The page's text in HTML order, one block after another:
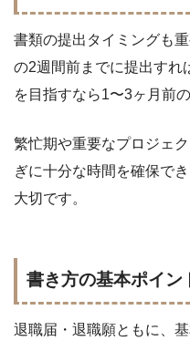
書類の提出タイミングも
の2週間前までに提出すれ
を目指すなら1〜3ヶ月前
繁忙期や重要なプロジェ
ぎに十分な時間を確保で
大切です。
書き方の基本ポイン
退職届・退職願ともに、